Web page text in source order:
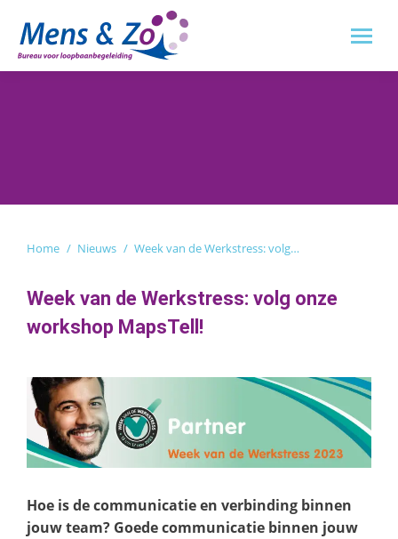
Home Nieuws Week van de Werkstress: volg…
Week van de Werkstress: volg onze
workshop MapsTell!
Hoe is de communicatie en verbinding binnen
jouw team? Goede communicatie binnen jouw